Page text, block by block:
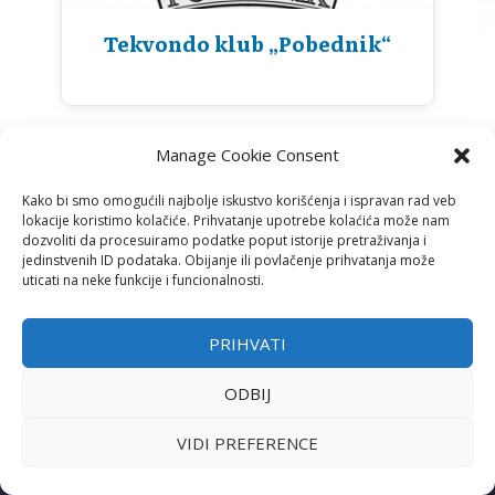
Manage Cookie Consent
Kako bi smo omogućili najbolje iskustvo korišćenja i ispravan rad veb
lokacije koristimo kolačiće. Prihvatanje upotrebe kolaćića može nam
dozvoliti da procesuiramo podatke poput istorije pretraživanja i
jedinstvenih ID podataka. Obijanje ili povlačenje prihvatanja može
uticati na neke funkcije i funcionalnosti.
PRIHVATI
ODBIJ
VIDI PREFERENCE
Tekvondo klub „Pobednik“
ADRESA
Ustanička 125/1 (S.C. „Šumice“)